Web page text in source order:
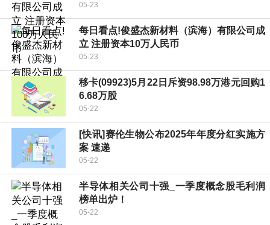
05-23
每日看点!俊盛杰新材料（滨海）有限公司成
立 注册资本10万人民币
05-23
移卡(09923)5月22日斥资98.98万港元回购1
6.68万股
05-22
[快讯]赛伦生物公布2025年年度分红实施方
案 速递
05-22
半导体相关公司十强_一季度概念股毛利润
榜单出炉！
05-22